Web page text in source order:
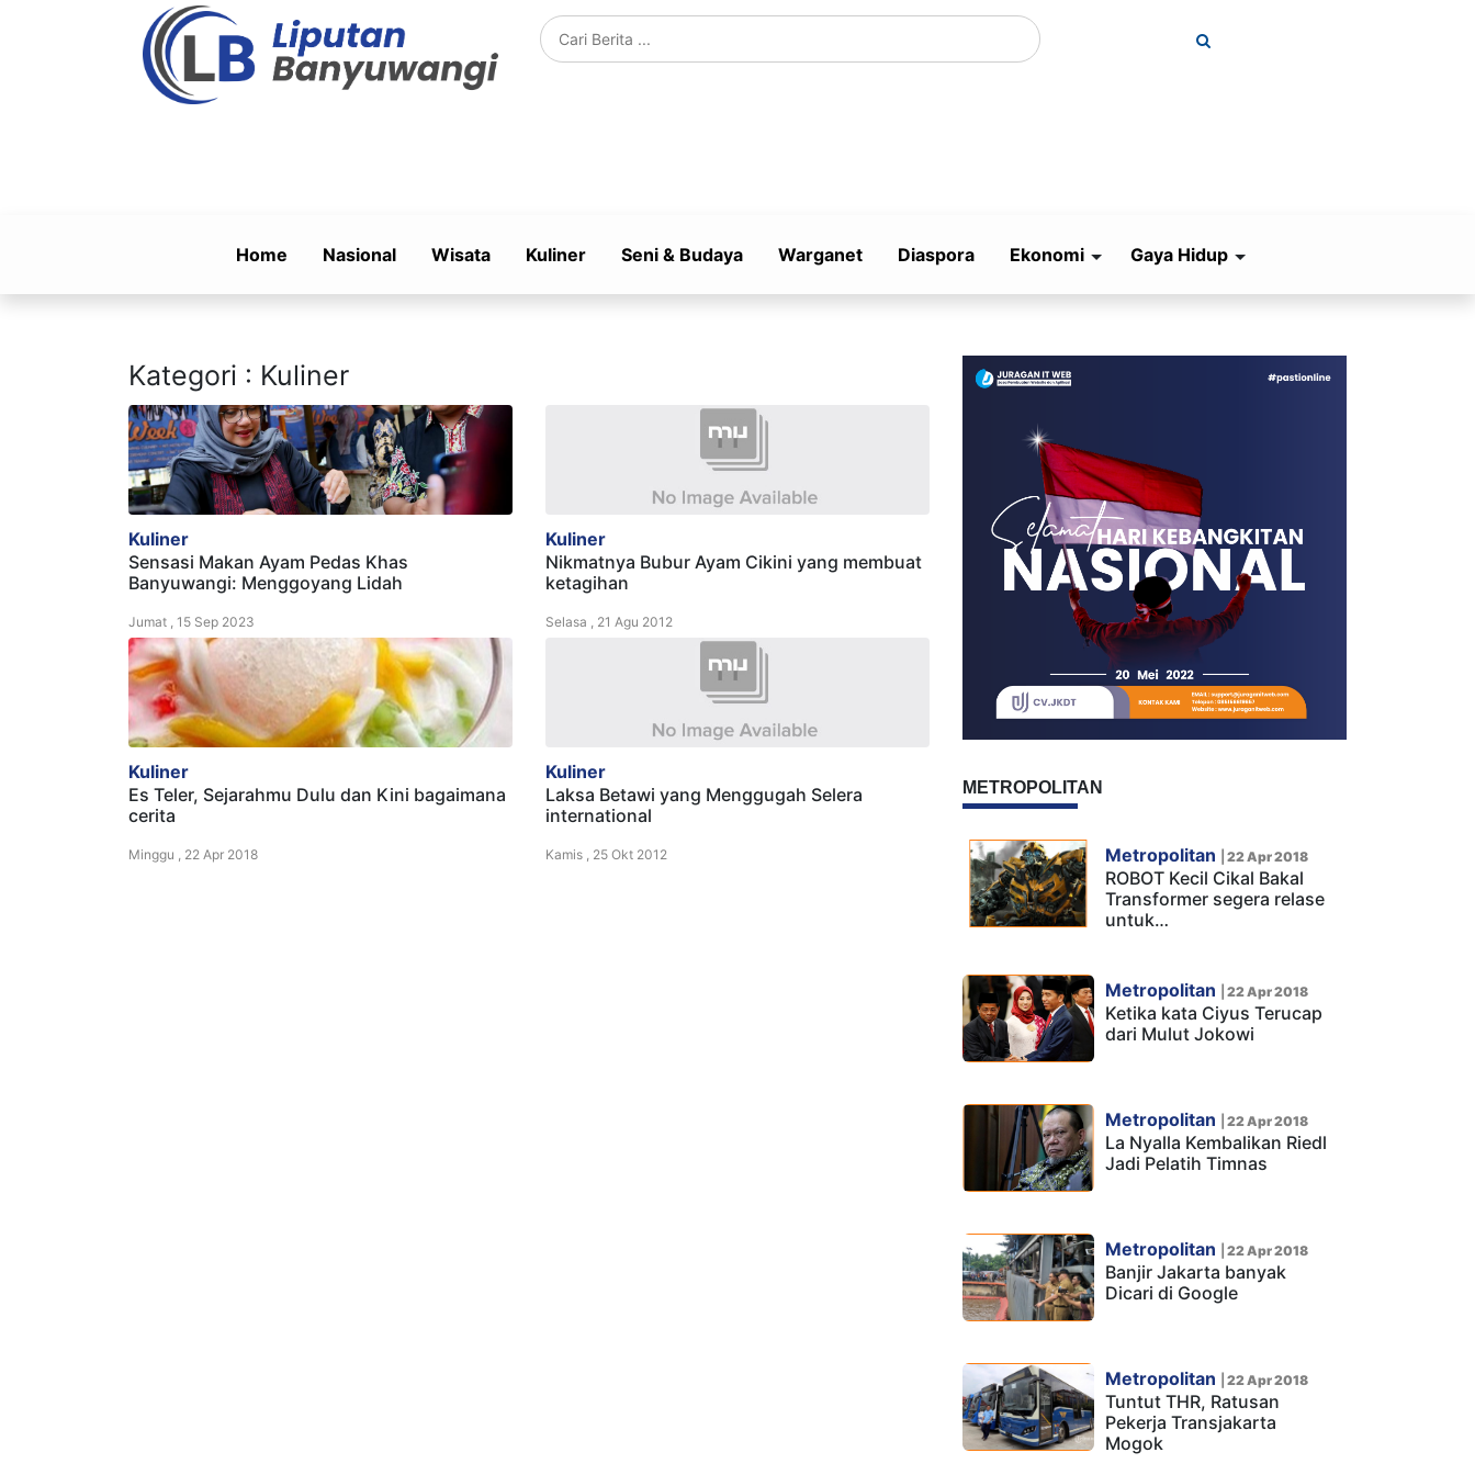
Home Nasional Wisata Kuliner Seni & Budaya Warganet Diaspora Ekonomi Gaya Hidup
Kategori : Kuliner
Kuliner
Sensasi Makan Ayam Pedas Khas
Banyuwangi: Menggoyang Lidah
Jumat , 15 Sep 2023
Kuliner
Nikmatnya Bubur Ayam Cikini yang membuat
ketagihan
Selasa , 21 Agu 2012
Kuliner
Es Teler, Sejarahmu Dulu dan Kini bagaimana
cerita
Minggu , 22 Apr 2018
Kuliner
Laksa Betawi yang Menggugah Selera
international
Kamis , 25 Okt 2012
METROPOLITAN
Metropolitan 22 Apr 2018
ROBOT Kecil Cikal Bakal
Transformer segera relase
untuk…
Metropolitan 22 Apr 2018
Ketika kata Ciyus Terucap
dari Mulut Jokowi
Metropolitan 22 Apr 2018
La Nyalla Kembalikan Riedl
Jadi Pelatih Timnas
Metropolitan 22 Apr 2018
Banjir Jakarta banyak
Dicari di Google
Metropolitan 22 Apr 2018
Tuntut THR, Ratusan
Pekerja Transjakarta
Mogok